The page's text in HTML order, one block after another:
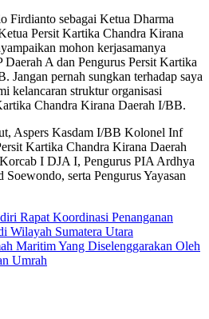
Firdianto sebagai Ketua Dharma
Persit Kartika Chandra Kirana
mohon kerjasamanya
A dan Pengurus Persit Kartika
Jangan pernah sungkan terhadap saya
kelancaran struktur organisasi
Chandra Kirana Daerah I/BB.
Aspers Kasdam I/BB Kolonel Inf
Kartika Chandra Kirana Daerah
I DJA I, Pengurus PIA Ardhya
serta Pengurus Yayasan
Rapat Koordinasi Penanganan
Wilayah Sumatera Utara
Maritim Yang Diselenggarakan Oleh
Umrah